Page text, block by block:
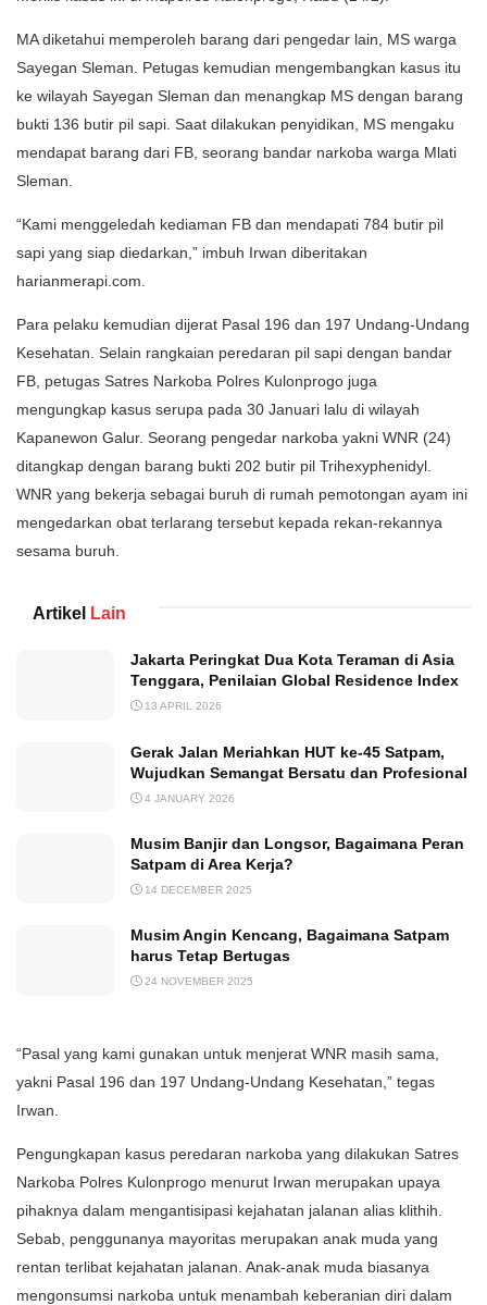
MA diketahui memperoleh barang dari pengedar lain, MS warga
Sayegan Sleman. Petugas kemudian mengembangkan kasus itu
ke wilayah Sayegan Sleman dan menangkap MS dengan barang
bukti 136 butir pil sapi. Saat dilakukan penyidikan, MS mengaku
mendapat barang dari FB, seorang bandar narkoba warga Mlati
Sleman.
“Kami menggeledah kediaman FB dan mendapati 784 butir pil
sapi yang siap diedarkan,” imbuh Irwan diberitakan
harianmerapi.com.
Para pelaku kemudian dijerat Pasal 196 dan 197 Undang-Undang
Kesehatan. Selain rangkaian peredaran pil sapi dengan bandar
FB, petugas Satres Narkoba Polres Kulonprogo juga
mengungkap kasus serupa pada 30 Januari lalu di wilayah
Kapanewon Galur. Seorang pengedar narkoba yakni WNR (24)
ditangkap dengan barang bukti 202 butir pil Trihexyphenidyl.
WNR yang bekerja sebagai buruh di rumah pemotongan ayam ini
mengedarkan obat terlarang tersebut kepada rekan-rekannya
sesama buruh.
Artikel Lain
Jakarta Peringkat Dua Kota Teraman di Asia
Tenggara, Penilaian Global Residence Index
13 APRIL 2026
Gerak Jalan Meriahkan HUT ke-45 Satpam,
Wujudkan Semangat Bersatu dan Profesional
4 JANUARY 2026
Musim Banjir dan Longsor, Bagaimana Peran
Satpam di Area Kerja?
14 DECEMBER 2025
Musim Angin Kencang, Bagaimana Satpam
harus Tetap Bertugas
24 NOVEMBER 2025
“Pasal yang kami gunakan untuk menjerat WNR masih sama,
yakni Pasal 196 dan 197 Undang-Undang Kesehatan,” tegas
Irwan.
Pengungkapan kasus peredaran narkoba yang dilakukan Satres
Narkoba Polres Kulonprogo menurut Irwan merupakan upaya
pihaknya dalam mengantisipasi kejahatan jalanan alias klithih.
Sebab, penggunanya mayoritas merupakan anak muda yang
rentan terlibat kejahatan jalanan. Anak-anak muda biasanya
mengonsumsi narkoba untuk menambah keberanian diri dalam